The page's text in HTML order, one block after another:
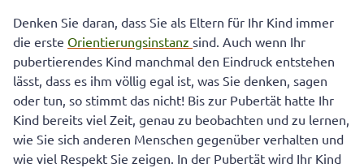
Denken Sie daran, dass Sie als Eltern für Ihr Kind immer
die erste Orientierungsinstanz sind. Auch wenn Ihr
pubertierendes Kind manchmal den Eindruck entstehen
lässt, dass es ihm völlig egal ist, was Sie denken, sagen
oder tun, so stimmt das nicht! Bis zur Pubertät hatte Ihr
Kind bereits viel Zeit, genau zu beobachten und zu lernen,
wie Sie sich anderen Menschen gegenüber verhalten und
wie viel Respekt Sie zeigen. In der Pubertät wird Ihr Kind